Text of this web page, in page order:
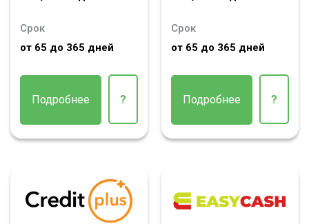
Срок
от 65 до 365 дней
Подробнее ?
Срок
от 65 до 365 дней
Подробнее ?